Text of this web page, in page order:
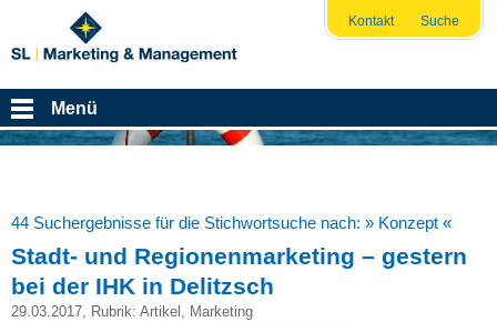
Kontakt Suche
Menü
44 Suchergebnisse für die Stichwortsuche nach: » Konzept «
Stadt- und Regionenmarketing – gestern
bei der IHK in Delitzsch
29.03.2017, Rubrik: Artikel , Marketing